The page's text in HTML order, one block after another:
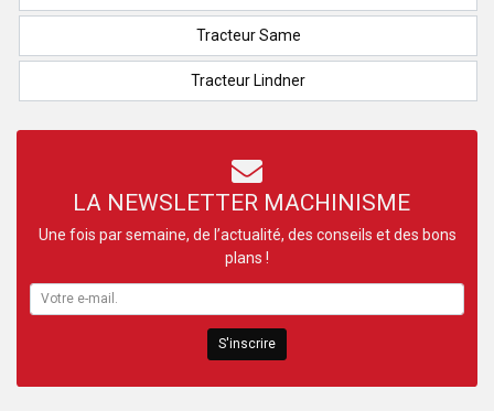
Tracteur Same
Tracteur Lindner
LA NEWSLETTER MACHINISME
Une fois par semaine, de l’actualité, des conseils et des bons
plans !
S'inscrire